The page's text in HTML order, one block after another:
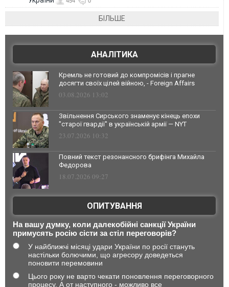
БІЛЬШЕ
АНАЛІТИКА
Кремль не готовий до компромісів і прагне
досягти своїх цілей війною, - Foreign Affairs
03.08.2026 13:02
Звільнення Сирського знаменує кінець епохи
"старої гвардії" в українській армії — NYT
23.07.2026 10:32
Повний текст резонансного брифінга Михайла
Федорова
18.07.2026 09:27
ОПИТУВАННЯ
На вашу думку, коли далекобійні санкції України
примусять росію сісти за стіл переговорів?
У найближчі місяці удари України по росії стануть
настільки болючими, що агресору доведеться
поновити перемовини
Цього року не варто чекати поновлення переговорного
процесу. А от наступного - можливо все